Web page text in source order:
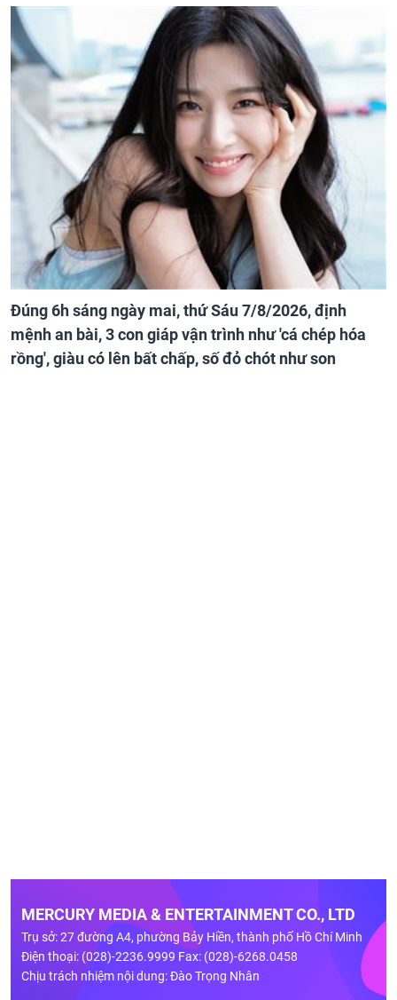
Đúng 6h sáng ngày mai, thứ Sáu 7/8/2026, định
mệnh an bài, 3 con giáp vận trình như 'cá chép hóa
rồng', giàu có lên bất chấp, số đỏ chót như son
MERCURY MEDIA & ENTERTAINMENT CO., LTD
Trụ sở: 27 đường A4, phường Bảy Hiền, thành phố Hồ Chí Minh
Điện thoại: (028)-2236.9999 Fax: (028)-6268.0458
Chịu trách nhiệm nội dung: Đào Trọng Nhân